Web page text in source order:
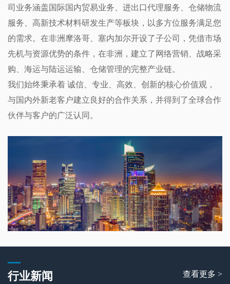
司业务涵盖国际国内贸易业务、进出口代理服务、仓储物流
服务、高新技术材料研发生产等板块，以多方位服务满足您
的需求。在非洲摩洛哥、塞内加尔开设了子公司，凭借市场
先机与资源优势的条件，在非洲，建立了网络营销、战略采
购、海运与陆运运输、仓储管理的完整产业链。
我们始终秉承着 诚信、专业、高效、创新的核心价值观，
与国内外新老客户建立良好的合作关系，并得到了全球合作
伙伴与客户的广泛认同。
行业新闻 查看更多 >